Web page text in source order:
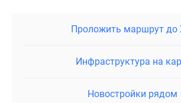
Проложить маршрут
Инфраструктура на
Новостройки рядом